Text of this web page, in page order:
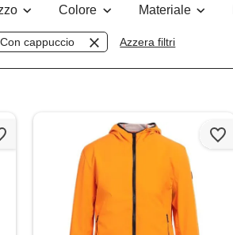
Colore Materiale
Con cappuccio Azzera filtri